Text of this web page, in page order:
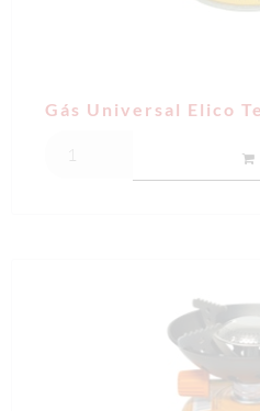
Gás Universal Elico